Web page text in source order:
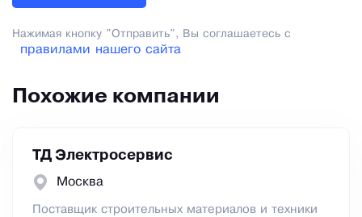
Нажимая кнопку "Отправить", Вы соглашаетесь с
правилами нашего сайта
Похожие компании
ТД Электросервис
Москва
Поставщик строительных материалов и техники